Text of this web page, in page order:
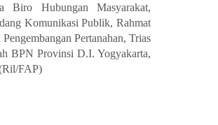
Biro Hubungan Masyarakat,
Komunikasi Publik, Rahmat
Pertanahan, Trias
BPN Provinsi D.I. Yogyakarta,
FAP)